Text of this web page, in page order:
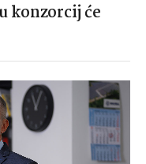
konzorcij će